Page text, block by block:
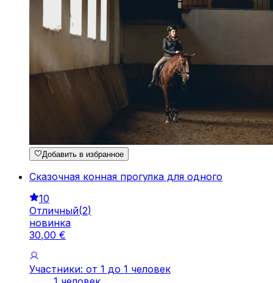
Добавить в избранное
Сказочная конная прогулка для одного
10
Отличный(2)
новинка
30,00 €
Участники: от 1 до 1 человек